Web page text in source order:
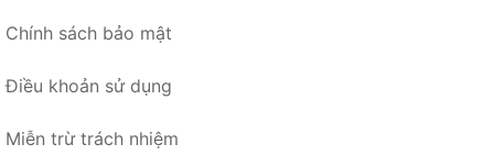
Chính sách bảo mật
Điều khoản sử dụng
Miễn trừ trách nhiệm